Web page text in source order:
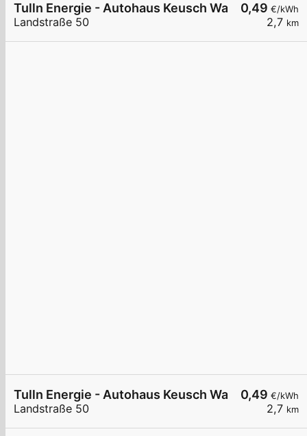
0,49 €/kWh
2,7 km
Tulln Energie - Autohaus Keusch Wallbox 1
Landstraße 50
0,49 €/kWh
2,7 km
Tulln Energie - Autohaus Keusch Wallbox 2
Landstraße 50